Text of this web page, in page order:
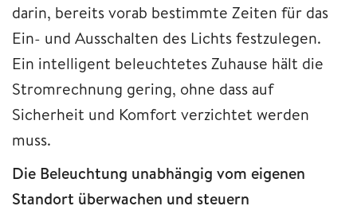
darin, bereits vorab bestimmte Zeiten für das
Ein- und Ausschalten des Lichts festzulegen.
Ein intelligent beleuchtetes Zuhause hält die
Stromrechnung gering, ohne dass auf
Sicherheit und Komfort verzichtet werden
muss.
Die Beleuchtung unabhängig vom eigenen
Standort überwachen und steuern